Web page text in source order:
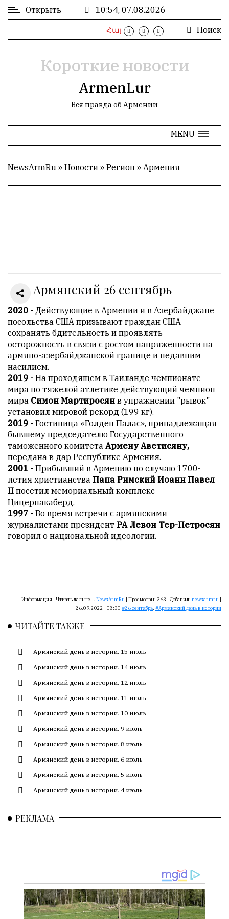
ВХОД
РЕГИСТРАЦИЯ
РЕКЛАМА
1
Гостей:
Пользователей:
0
НАШИ
ПРАВИЛА
Тонкие
материалы
для
независимо
мыслящих.
Сайт
обновляется
с
большим
трудом,
но
с
душой.
авторские
не
их
не
искажает
смысл.
Мнение
редакции
является
обязательным
условием
публикации.
Противоположные
мнения
восторга.
Главный
Открыть 10:54, 07.08.2026
Հայ Поиск
Короткие новости
ArmenLur
Вся правда об Армении
MENU
NewsArmRu » Новости » Регион » Армения
Армянский 26 сентябрь
2020 - Действующие в Армении и в Азербайджане
посольства США призывают граждан США
сохранять бдительность и проявлять
осторожность в связи с ростом напряженности на
армяно-азербайджанской границе и недавним
насилием.
2019 - На проходящем в Таиланде чемпионате
мира по тяжелой атлетике действующий чемпион
мира Симон Мартиросян в упражнении "рывок"
установил мировой рекорд (199 кг).
2019 - Гостиница «Голден Палас», принадлежащая
бывшему председателю Государственного
таможенного комитета Армену Аветисяну,
передана в дар Республике Армения.
2001 - Прибывший в Армению по случаю 1700-
летия христианства Папа Римский Иоанн Павел
II посетил мемориальный комплекс
Цицернакаберд.
1997 - Во время встречи с армянскими
журналистами президент РА Левон Тер-Петросян
говорил о национальной идеологии.
Информация | Чтиать дальше... NewsArmRu | Просмотры: 363 | Добавил: newsarmru |
26.09.2022 | 08:30
26 сентябрь, Армянский день в истории
ЧИТАЙТЕ ТАКЖЕ
Армянский день в истории. 15 июль
Армянский день в истории. 14 июль
Армянский день в истории. 12 июль
Армянский день в истории. 11 июль
Армянский день в истории. 10 июль
Армянский день в истории. 9 июль
Армянский день в истории. 8 июль
Армянский день в истории. 6 июль
Армянский день в истории. 5 июль
Армянский день в истории. 4 июль
РЕКЛАМА